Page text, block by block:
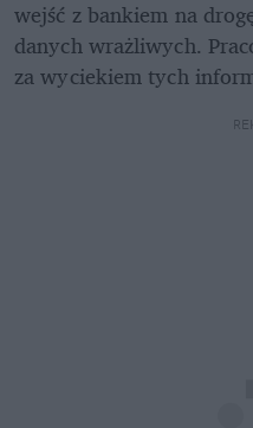
wejść z bankiem na
danych wrażliwych.
za wyciekiem tych